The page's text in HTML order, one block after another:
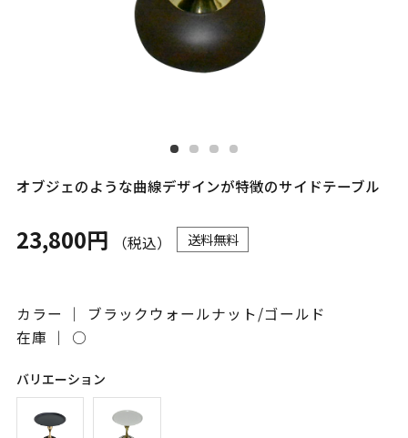
オブジェのような曲線デザインが特徴のサイドテーブル
23,800円 （税込） 送料無料
カラー ｜ ブラックウォールナット/ゴールド
在庫 ｜ ○
バリエーション